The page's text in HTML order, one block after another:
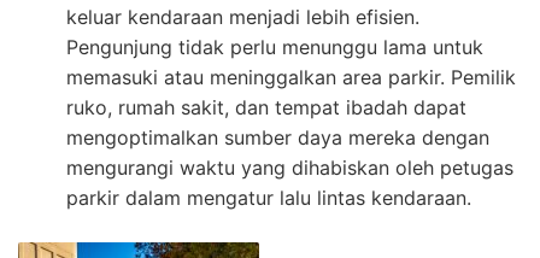
keluar kendaraan menjadi lebih efisien.
Pengunjung tidak perlu menunggu lama untuk
memasuki atau meninggalkan area parkir. Pemilik
ruko, rumah sakit, dan tempat ibadah dapat
mengoptimalkan sumber daya mereka dengan
mengurangi waktu yang dihabiskan oleh petugas
parkir dalam mengatur lalu lintas kendaraan.